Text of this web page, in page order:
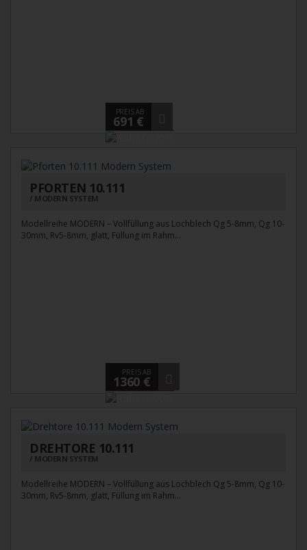
PREIS AB
691 €
PFORTEN 10.111
MODERN SYSTEM
Modellreihe MODERN – Vollfüllung aus Lochblech Qg 5-8mm, Qg 10-
30mm, Rv5-8mm, glatt, Füllung im Rahm...
PREIS AB
1360 €
DREHTORE 10.111
MODERN SYSTEM
Modellreihe MODERN – Vollfüllung aus Lochblech Qg 5-8mm, Qg 10-
30mm, Rv5-8mm, glatt, Füllung im Rahm...